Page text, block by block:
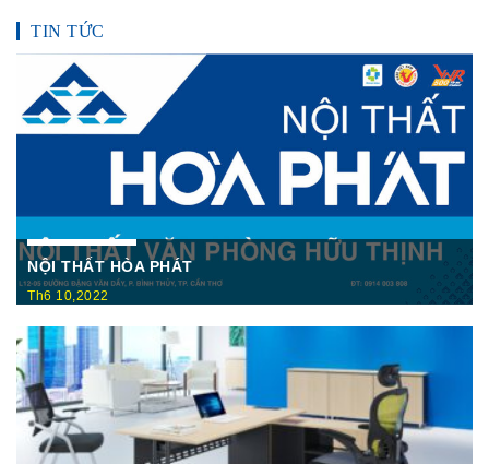
TIN TỨC
NỘI THẤT HÒA PHÁT
Th6 10,2022
Nội Thất Hòa Phátt Cần Thơ Là nơi trưng bày và cung cấp
các sản phẩm như: Bàn văn phòng, ghế xoay văn phòng, tủ hồ
sơ, két sắt,…Của cty CP Nội Thất Hòa Phát( Nội thất The
One) có địa ...